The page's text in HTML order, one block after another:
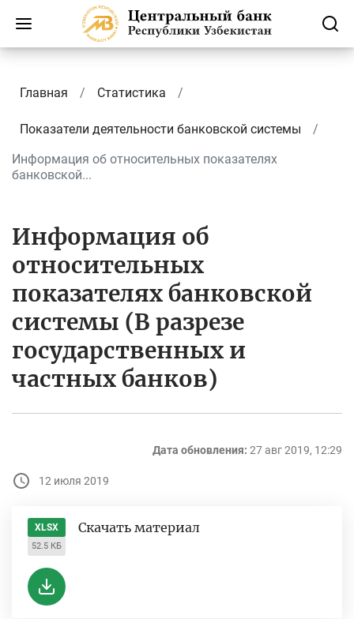
Главная Статистика
Показатели деятельности банковской системы
Информация об относительных показателях
банковской...
Информация об
относительных
показателях банковской
системы (В разрезе
государственных и
частных банков)
Дата обновления: 27 авг 2019, 12:29
12 июля 2019
XLSX
52.5 КБ
Скачать материал